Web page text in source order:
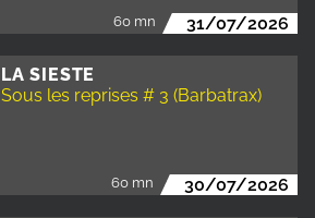
60 mn 31/07/2026
LA SIESTE
Sous les reprises # 3 (Barbatrax)
60 mn 30/07/2026